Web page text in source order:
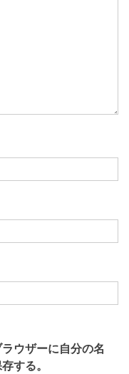
ウザーに自分の名
する。